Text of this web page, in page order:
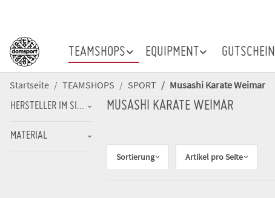
TEAMSHOPS EQUIPMENT GUTSCHEIN
Startseite TEAMSHOPS SPORT Musashi Karate Weimar
MUSASHI KARATE WEIMAR
Sortierung Artikel pro Seite
HERSTELLER IM SINNE DER PRODUKTSICHERHEITSVERORDNUNG (GPSR)
MATERIAL